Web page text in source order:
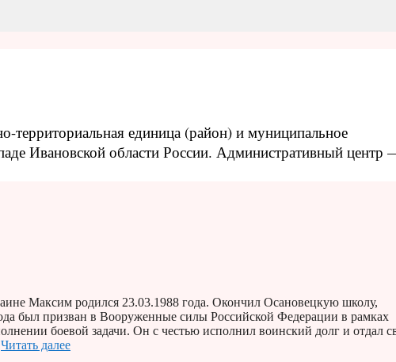
единица (район) и муниципальное
Ивановской области России. Административный центр
Максим родился 23.03.1988 года. Окончил Осановецкую школу,
был призван в Вооруженные силы Российской Федерации в рамках
боевой задачи. Он с честью исполнил воинский долг и отдал
Читать далее